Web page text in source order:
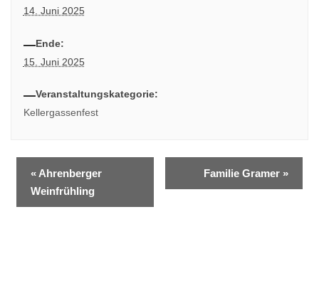
14. Juni 2025
Ende:
15. Juni 2025
Veranstaltungskategorie:
Kellergassenfest
« Ahrenberger
Weinfrühling
Familie Gramer »